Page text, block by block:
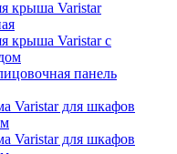
крыша Varistar
крыша Varistar с
панель
Varistar для шкафов
Varistar для шкафов